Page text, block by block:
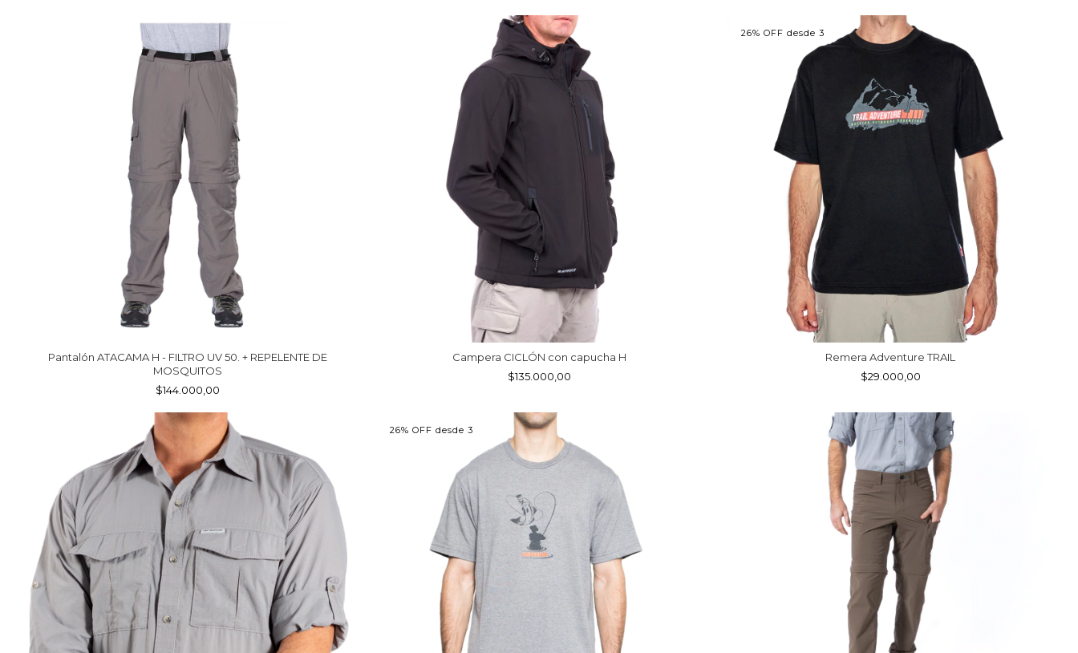
Pantalón ATACAMA H - FILTRO UV 50. + REPELENTE DE
MOSQUITOS
$144.000,00
Campera CICLÓN con capucha H
$135.000,00
26% OFF desde 3
Remera Adventure TRAIL
$29.000,00
26% OFF desde 3